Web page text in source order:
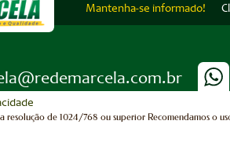
Mantenha-se informado!